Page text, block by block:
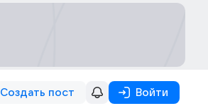
Создать пост Войти